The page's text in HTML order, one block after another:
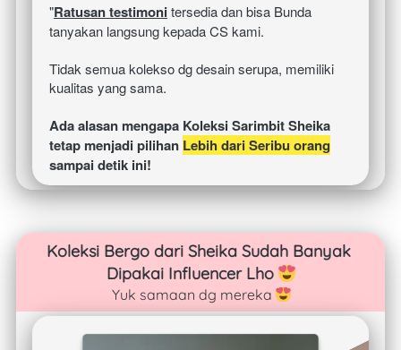
"Ratusan testimoni tersedia dan bisa Bunda
tanyakan langsung kepada CS kami.
Tidak semua kolekso dg desain serupa, memiliki
kualitas yang sama.
Ada alasan mengapa Koleksi Sarimbit Sheika
tetap menjadi pilihan Lebih dari Seribu orang
sampai detik ini!
Koleksi Bergo dari Sheika Sudah Banyak
Dipakai Influencer Lho
Yuk samaan dg mereka